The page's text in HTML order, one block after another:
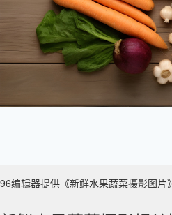
96编辑器提供《新鲜水果蔬菜摄影图